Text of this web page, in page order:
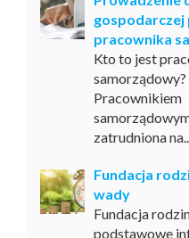
gospodarczej
pracownika
Kto to jest
samorządowy?
Pracownikiem
zatrudniona
Fundacja
wady
Fundacja
podstawowe